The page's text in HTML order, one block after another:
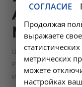
Москве
Цены в Москве —
Рентгенологические
Ирригоскопия -
СОГЛАСИЕ
Продолжая
выражаете
метрических
можете
настройках